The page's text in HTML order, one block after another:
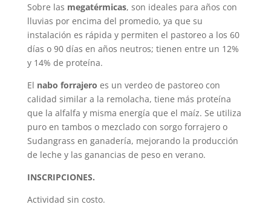
Sobre las megatérmicas, son ideales para años con
lluvias por encima del promedio, ya que su
instalación es rápida y permiten el pastoreo a los 60
días o 90 días en años neutros; tienen entre un 12%
y 14% de proteína.
El nabo forrajero es un verdeo de pastoreo con
calidad similar a la remolacha, tiene más proteína
que la alfalfa y misma energía que el maíz. Se utiliza
puro en tambos o mezclado con sorgo forrajero o
Sudangrass en ganadería, mejorando la producción
de leche y las ganancias de peso en verano.
INSCRIPCIONES.
Actividad sin costo.